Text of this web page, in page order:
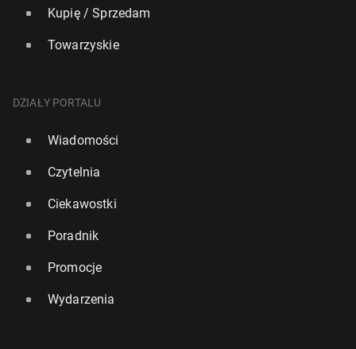
Kupię / Sprzedam
Towarzyskie
DZIAŁY PORTALU
Wiadomości
Czytelnia
Ciekawostki
Poradnik
Promocje
Wydarzenia